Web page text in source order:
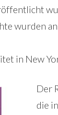
wurden
in New
Der
die